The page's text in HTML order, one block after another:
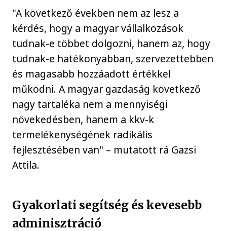
"A következő években nem az lesz a
kérdés, hogy a magyar vállalkozások
tudnak-e többet dolgozni, hanem az, hogy
tudnak-e hatékonyabban, szervezettebben
és magasabb hozzáadott értékkel
működni. A magyar gazdaság következő
nagy tartaléka nem a mennyiségi
növekedésben, hanem a kkv-k
termelékenységének radikális
fejlesztésében van" – mutatott rá Gazsi
Attila.
Gyakorlati segítség és kevesebb
adminisztráció